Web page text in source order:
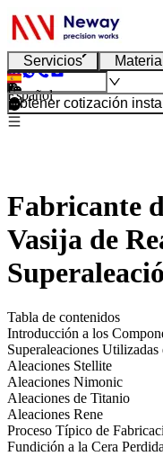
Servicios
Español
Obtener cotización
Fabricante
Vasija de
Tabla de contenidos
Introducción a los
Superaleaciones
Aleaciones Stellite
Aleaciones Nimonic
Aleaciones de Titanio
Aleaciones Rene
Proceso Típico de
Fundición a la Cera